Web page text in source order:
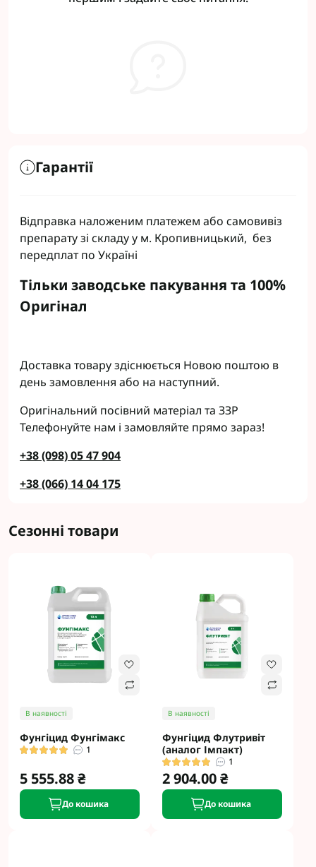
Гарантії
Відправка наложеним платежем або самовивіз
препарату зі складу у м. Кропивницький, без
передплат по Україні
Тільки заводське пакування та 100%
Оригінал
Доставка товару здіснюється Новою поштою в
день замовлення або на наступний.
Оригінальний посівний матеріал та ЗЗР
Телефонуйте нам і замовляйте прямо зараз!
+38 (098) 05 47 904
+38 (066) 14 04 175
Сезонні товари
В наявності
Фунгіцид Фунгімакс
1
5 555.88 ₴
До кошика
В наявності
Фунгіцид Флутривіт
(аналог Імпакт)
1
2 904.00 ₴
До кошика